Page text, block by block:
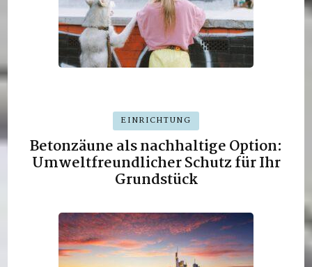
EINRICHTUNG
Betonzäune als nachhaltige Option:
Umweltfreundlicher Schutz für Ihr
Grundstück